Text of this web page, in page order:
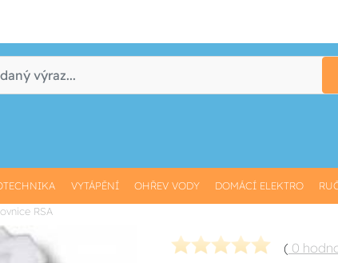
VYTÁPĚNÍ OHŘEV VODY DOMÁCÍ ELEKTRO
RSA
( 0